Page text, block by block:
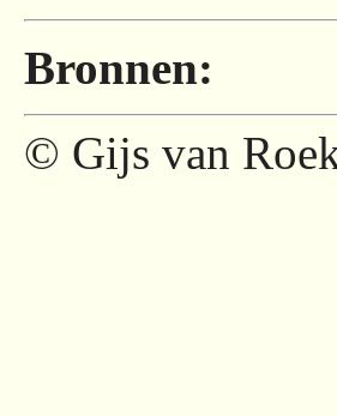
Bronnen:
© Gijs van